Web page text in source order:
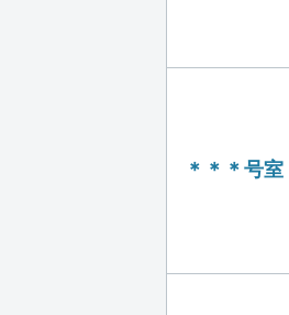
＊＊＊号室